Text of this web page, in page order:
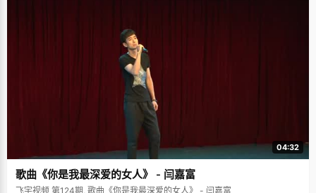
04:32
歌曲《你是我最深爱的女人》 - 闫嘉富
飞宇视频 第124期, 歌曲《你是我最深爱的女人》 - 闫嘉富